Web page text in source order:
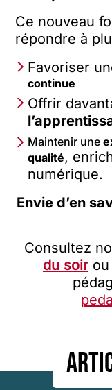
Ce nouveau
répondre à
Favoriser
continue
Offrir
Maintenir une
qualité,
numérique.
Envie d’en
Consultez
du soir